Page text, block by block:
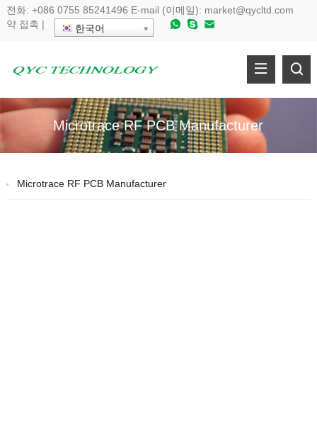
전화: +086 0755 85241496 E-mail (이메일): market@qycltd.com
약 접촉 | 한국어
Microtrace RF PCB Manufacturer
Microtrace RF PCB Manufacturer